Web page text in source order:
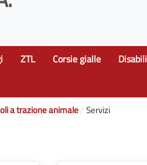
ZTL Corsie gialle Disabili
a trazione animale Servizi